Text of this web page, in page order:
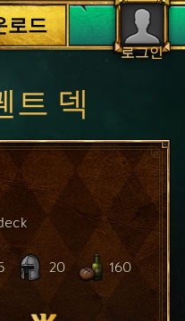
로그인
로드
트 덱
20 160